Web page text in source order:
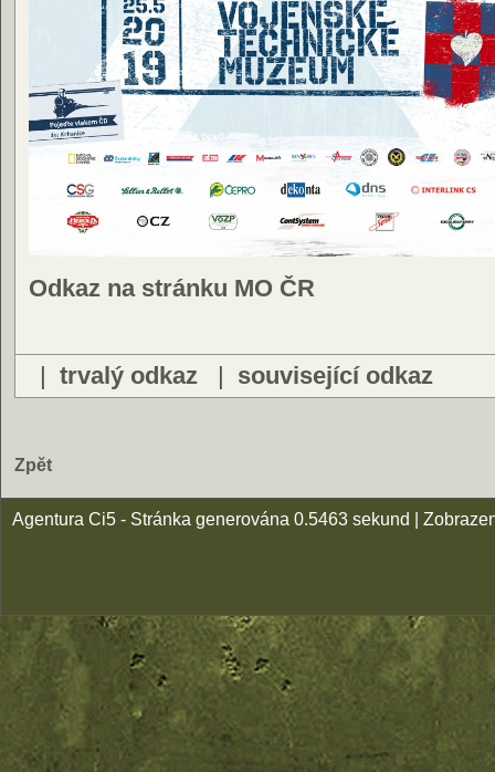
Odkaz na stránku MO ČR
| trvalý odkaz | související odkaz
Zpět
Agentura Ci5 - Stránka generována 0.5463 sekund |